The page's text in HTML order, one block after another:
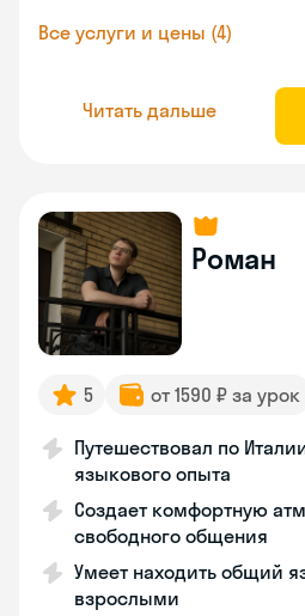
Все услуги и цены (4)
Читать дальше
Роман
5 от 1590 ₽ за урок
Путешествовал по
языкового опыта
Создает комфортную
свободного общения
Умеет находить общий
взрослыми